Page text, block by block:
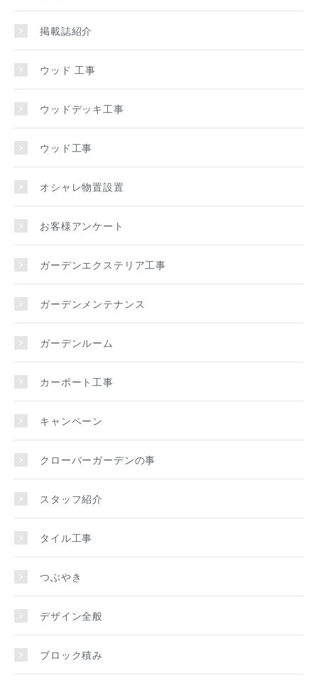
掲載誌紹介
ウッド 工事
ウッドデッキ工事
ウッド工事
オシャレ物置設置
お客様アンケート
ガーデンエクステリア工事
ガーデンメンテナンス
ガーデンルーム
カーポート工事
キャンペーン
クローバーガーデンの事
スタッフ紹介
タイル工事
つぶやき
デザイン全般
ブロック積み